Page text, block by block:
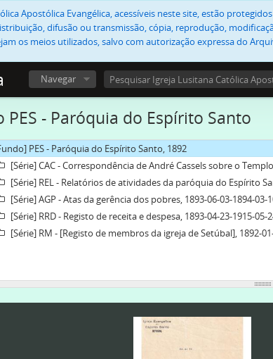
Apostólica Evangélica, acessíveis neste site, estão
difusão ou transmissão, cópia, reprodução,
os meios utilizados, salvo com autorização expressa do
Navegar
PES - Paróquia do Espírito Santo
PES - Paróquia do Espírito Santo, 1892
[Série] CAC - Correspondência de André Cassels sobre o
[Série] REL - Relatórios de atividades da paróquia do Espírito
[Série] AGP - Atas da gerência dos pobres, 1893-06-03-1894-03-
[Série] RRD - Registo de receita e despesa, 1893-04-23-1915-05-
[Série] RM - [Registo de membros da igreja de Setúbal], 1892-